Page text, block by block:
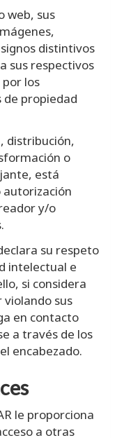
web, sus
distintivos
sus respectivos
los
de propiedad
distribución,
o
está
y/o
su respeto
intelectual e
si considera
sus
en contacto
a través de los
encabezado.
le proporciona
a otras